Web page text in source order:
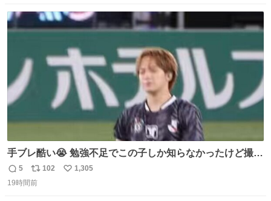
ト
数
数
手ブレ酷い😭 勉強不足でこの子しか知らなかったけど撮っ
てみた😓😓 #TravisJapan #Jリーグ #松倉海斗
返
信
5
リ
ポ
102
い
1,305
19時間前